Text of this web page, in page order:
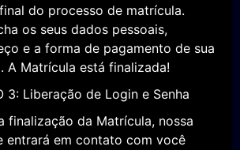
do processo de matrícula.
os seus dados pessoais,
e a forma de pagamento de sua
A Matrícula está finalizada!
3: Liberação de Login e Senha
finalização da Matrícula, nossa
entrará em contato com você